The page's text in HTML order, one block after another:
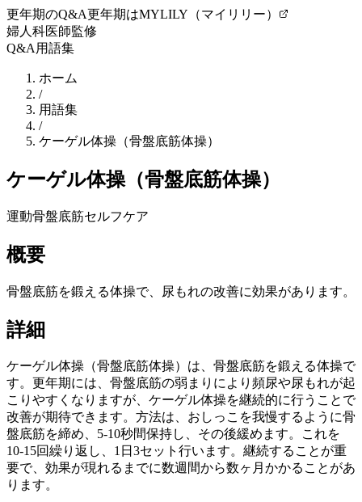
更年期のQ&A更年期はMYLILY（マイリリー）
婦人科医師監修
Q&A 用語集
ホーム
/
用語集
/
ケーゲル体操（骨盤底筋体操）
ケーゲル体操（骨盤底筋体操）
運動骨盤底筋セルフケア
概要
骨盤底筋を鍛える体操で、尿もれの改善に効果があります。
詳細
ケーゲル体操（骨盤底筋体操）は、骨盤底筋を鍛える体操で
す。更年期には、骨盤底筋の弱まりにより頻尿や尿もれが起
こりやすくなりますが、ケーゲル体操を継続的に行うことで
改善が期待できます。方法は、おしっこを我慢するように骨
盤底筋を締め、5-10秒間保持し、その後緩めます。これを
10-15回繰り返し、1日3セット行います。継続することが重
要で、効果が現れるまでに数週間から数ヶ月かかることがあ
ります。